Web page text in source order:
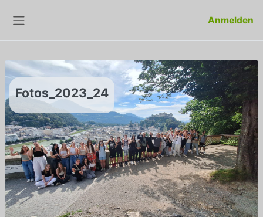
Anmelden
Fotos_2023_24